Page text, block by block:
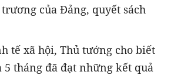
trương của Đảng, quyết sách
tế xã hội, Thủ tướng cho biết
5 tháng đã đạt những kết quả